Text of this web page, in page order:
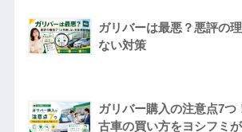
ガリバーは最悪？悪評の
ない対策
ガリバー購入の注意点7つ
古車の買い方をヨシフミ